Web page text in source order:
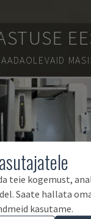
teie kogemust,
Saate hallata
kasutame.